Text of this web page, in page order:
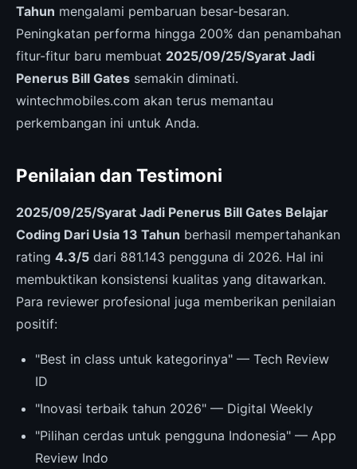
Tahun mengalami pembaruan besar-besaran.
Peningkatan performa hingga 200% dan penambahan
fitur-fitur baru membuat 2025/09/25/Syarat Jadi
Penerus Bill Gates semakin diminati.
wintechmobiles.com akan terus memantau
perkembangan ini untuk Anda.
Penilaian dan Testimoni
2025/09/25/Syarat Jadi Penerus Bill Gates Belajar
Coding Dari Usia 13 Tahun berhasil mempertahankan
rating 4.3/5 dari 881.143 pengguna di 2026. Hal ini
membuktikan konsistensi kualitas yang ditawarkan.
Para reviewer profesional juga memberikan penilaian
positif:
"Best in class untuk kategorinya" — Tech Review
ID
"Inovasi terbaik tahun 2026" — Digital Weekly
"Pilihan cerdas untuk pengguna Indonesia" — App
Review Indo